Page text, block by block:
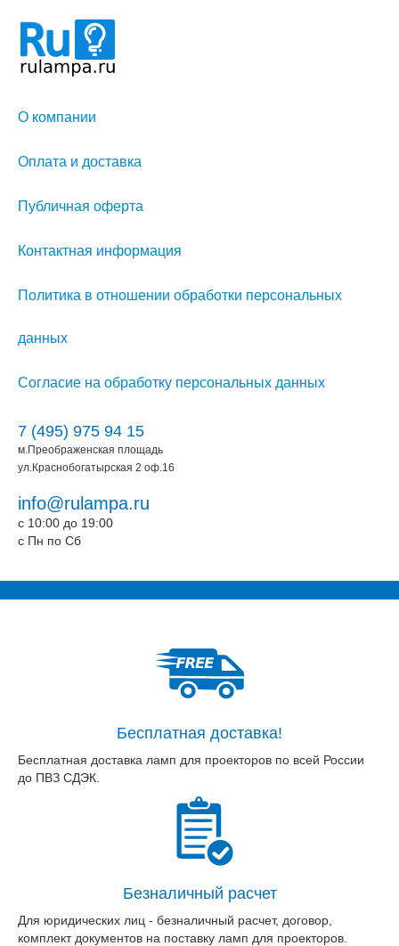
О компании
Оплата и доставка
Публичная оферта
Контактная информация
Политика в отношении обработки персональных
данных
Согласие на обработку персональных данных
7 (495) 975 94 15
м.Преображенская площадь
ул.Краснобогатырская 2 оф.16
info@rulampa.ru
c 10:00 до 19:00
c Пн по Сб
Бесплатная доставка!
Бесплатная доставка ламп для проекторов по всей России
до ПВЗ СДЭК.
Безналичный расчет
Для юридических лиц - безналичный расчет, договор,
комплект документов на поставку ламп для проекторов.